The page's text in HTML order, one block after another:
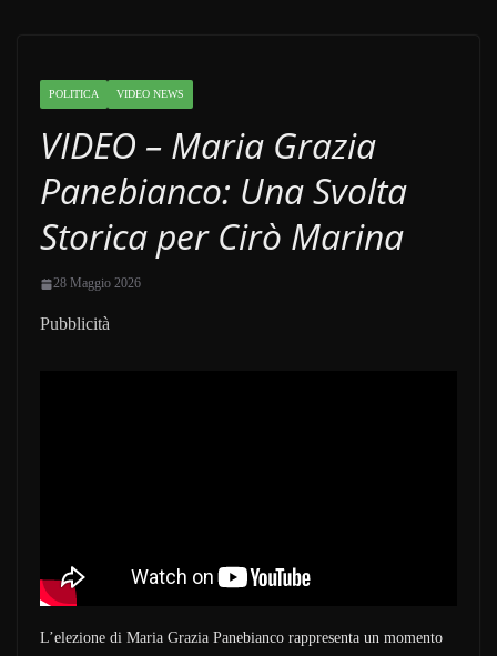
POLITICA VIDEO NEWS
VIDEO – Maria Grazia
Panebianco: Una Svolta
Storica per Cirò Marina
28 Maggio 2026
Pubblicità
L’elezione di Maria Grazia Panebianco rappresenta un momento